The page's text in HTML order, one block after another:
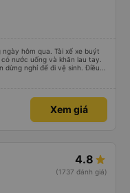
hôm qua. Tài xế xe buýt
nước uống và khăn lau tay.
dừng nghỉ để đi vệ sinh. Điều
thanh toán bằng thẻ
Xem giá
4.8
(1737 đánh giá)